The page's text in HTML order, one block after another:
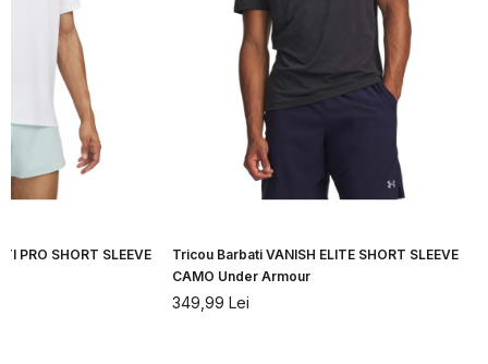
PRO SHORT SLEEVE
Tricou Barbati VANISH ELITE SHORT SLEEVE
CAMO Under Armour
349,99 Lei